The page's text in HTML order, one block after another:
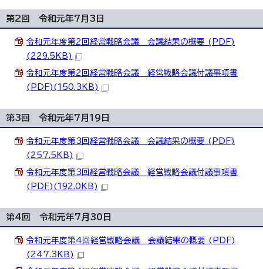
第2回 令和元年7月3日
令和元年度第2回経営戦略会議 会議結果の概要 (PDF)
(229.5KB)
令和元年度第2回経営戦略会議 経営戦略会議付議事項書
(PDF)(150.3KB)
第3回 令和元年7月19日
令和元年度第3回経営戦略会議 会議結果の概要 (PDF)
(257.5KB)
令和元年度第3回経営戦略会議 経営戦略会議付議事項書
(PDF)(192.0KB)
第4回 令和元年7月30日
令和元年度第4回経営戦略会議 会議結果の概要 (PDF)
(247.3KB)